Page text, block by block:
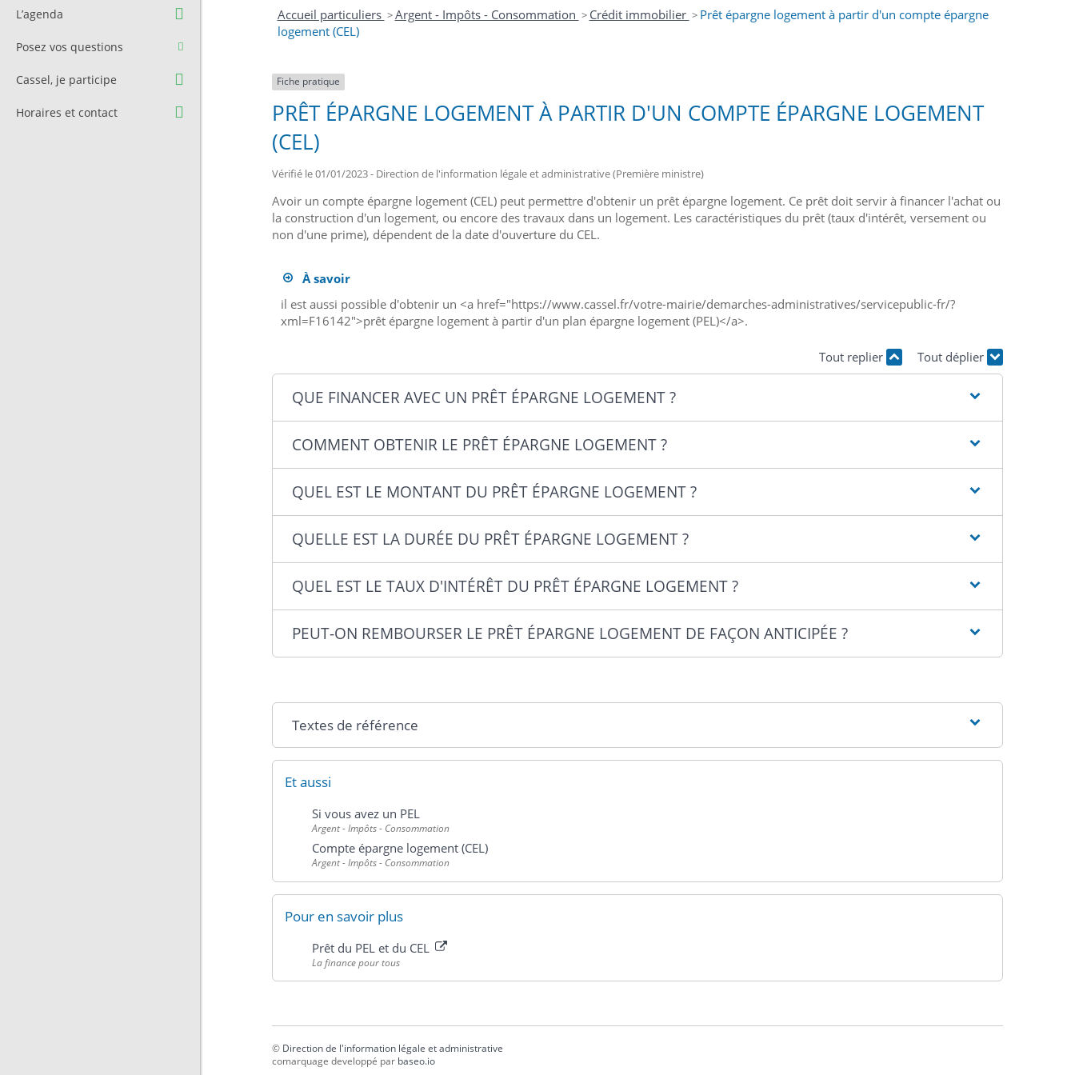
municipale
Contact et Accès
Cimetière
L’agenda
Posez vos questions
Cassel, je participe
Horaires et contact
Accueil particuliers >Argent - Impôts - Consommation > Crédit immobilier > Prêt épargne logement à partir d'un compte épargne
logement (CEL)
Fiche pratique
PRÊT ÉPARGNE LOGEMENT À PARTIR D'UN COMPTE ÉPARGNE LOGEMENT
(CEL)
Vérifié le 01/01/2023 - Direction de l'information légale et administrative (Première ministre)
Avoir un compte épargne logement (CEL) peut permettre d'obtenir un prêt épargne logement. Ce prêt doit servir à financer l'achat ou
la construction d'un logement, ou encore des travaux dans un logement. Les caractéristiques du prêt (taux d'intérêt, versement ou
non d'une prime), dépendent de la date d'ouverture du CEL.
À savoir
il est aussi possible d'obtenir un <a href="https://www.cassel.fr/votre-mairie/demarches-administratives/servicepublic-fr/?
xml=F16142">prêt épargne logement à partir d'un plan épargne logement (PEL)</a>.
Tout replier Tout déplier
QUE FINANCER AVEC UN PRÊT ÉPARGNE LOGEMENT ?
COMMENT OBTENIR LE PRÊT ÉPARGNE LOGEMENT ?
QUEL EST LE MONTANT DU PRÊT ÉPARGNE LOGEMENT ?
QUELLE EST LA DURÉE DU PRÊT ÉPARGNE LOGEMENT ?
QUEL EST LE TAUX D'INTÉRÊT DU PRÊT ÉPARGNE LOGEMENT ?
PEUT-ON REMBOURSER LE PRÊT ÉPARGNE LOGEMENT DE FAÇON ANTICIPÉE ?
Textes de référence
Et aussi
Si vous avez un PEL
Argent - Impôts - Consommation
Compte épargne logement (CEL)
Argent - Impôts - Consommation
Pour en savoir plus
Prêt du PEL et du CEL
La finance pour tous
© Direction de l'information légale et administrative
comarquage developpé par baseo.io